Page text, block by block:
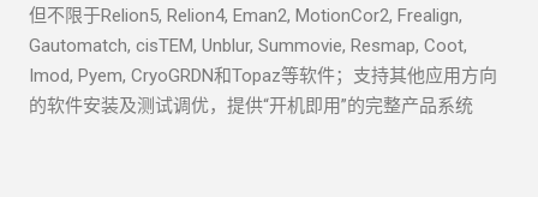
但不限于Relion5, Relion4, Eman2, MotionCor2, Frealign,
Gautomatch, cisTEM, Unblur, Summovie, Resmap, Coot,
Imod, Pyem, CryoGRDN和Topaz等软件；支持其他应用方向
的软件安装及测试调优，提供“开机即用”的完整产品系统